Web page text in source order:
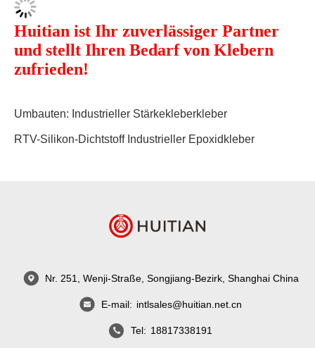
Huitian ist Ihr zuverlässiger Partner
und stellt Ihren Bedarf von Klebern
zufrieden!
Umbauten: Industrieller Stärkekleberkleber
RTV-Silikon-Dichtstoff Industrieller Epoxidkleber
Nr. 251, Wenji-Straße, Songjiang-Bezirk, Shanghai China
E-mail: intlsales@huitian.net.cn
Tel: 18817338191